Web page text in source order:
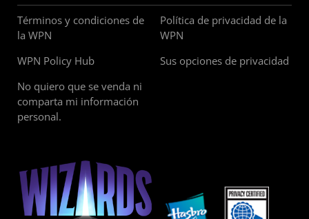
Términos y condiciones de
la WPN
Política de privacidad de la
WPN
WPN Policy Hub
Sus opciones de privacidad
No quiero que se venda ni
comparta mi información
personal.